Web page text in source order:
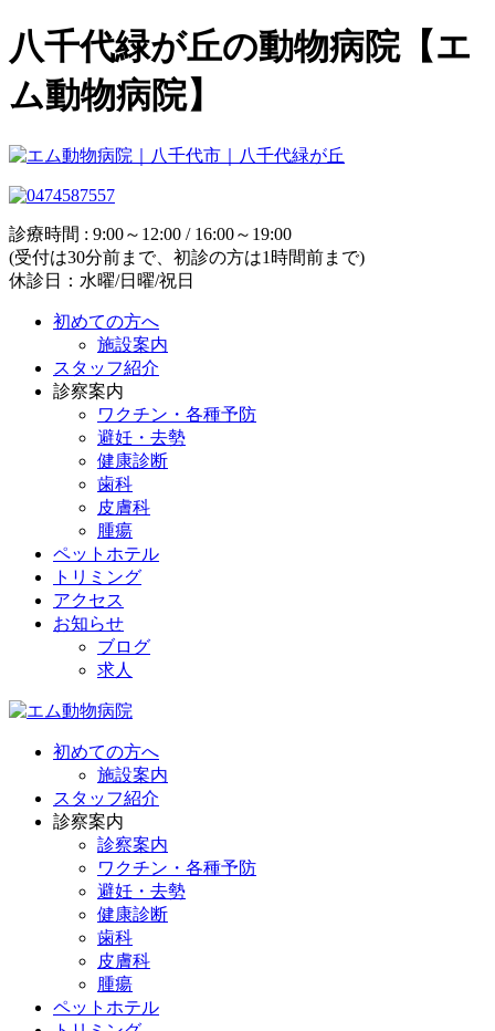
八千代緑が丘の動物病院【エ
ム動物病院】
診療時間 : 9:00～12:00 / 16:00～19:00
(受付は30分前まで、初診の方は1時間前まで)
休診日：水曜/日曜/祝日
初めての方へ
施設案内
スタッフ紹介
診察案内
ワクチン・各種予防
避妊・去勢
健康診断
歯科
皮膚科
腫瘍
ペットホテル
トリミング
アクセス
お知らせ
ブログ
求人
初めての方へ
施設案内
スタッフ紹介
診察案内
診察案内
ワクチン・各種予防
避妊・去勢
健康診断
歯科
皮膚科
腫瘍
ペットホテル